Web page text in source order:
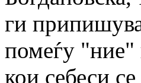
ги
помеѓу "ние"
кои себеси